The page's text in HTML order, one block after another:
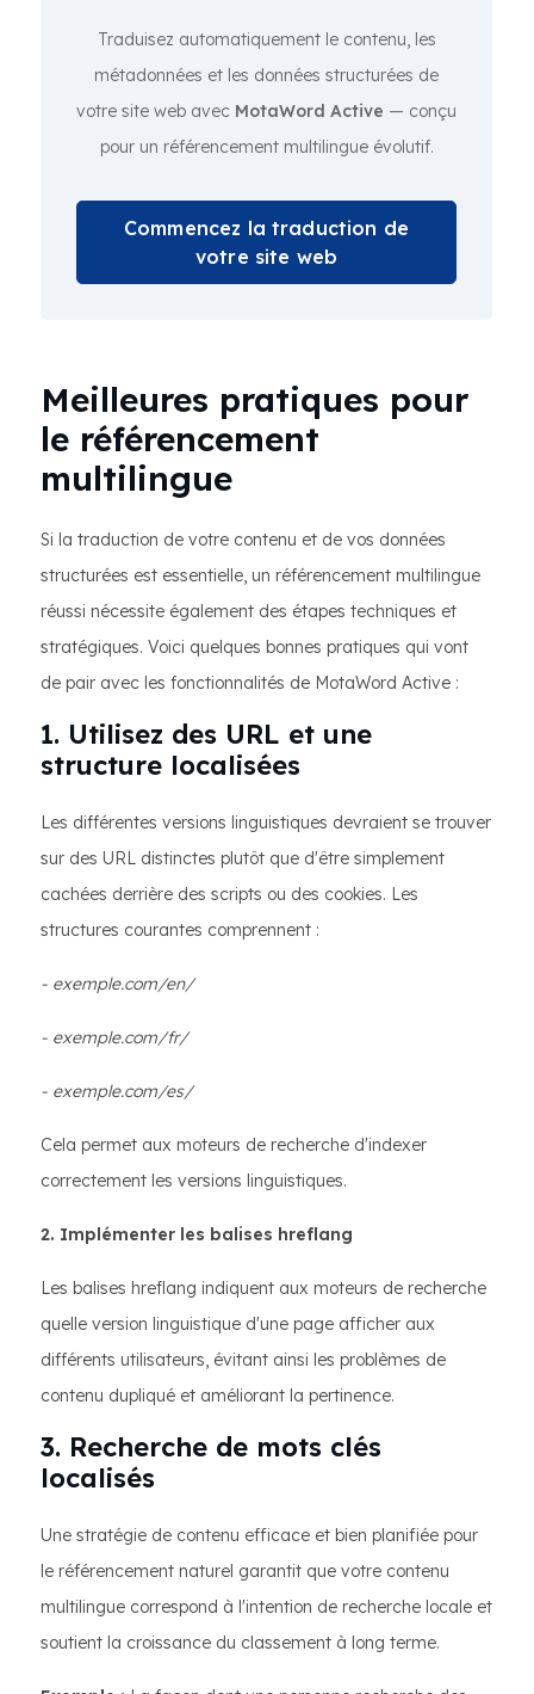
Traduisez automatiquement le contenu, les
métadonnées et les données structurées de
votre site web avec MotaWord Active — conçu
pour un référencement multilingue évolutif.
Commencez la traduction de
votre site web
Meilleures pratiques pour
le référencement
multilingue
Si la traduction de votre contenu et de vos données
structurées est essentielle, un référencement multilingue
réussi nécessite également des étapes techniques et
stratégiques. Voici quelques bonnes pratiques qui vont
de pair avec les fonctionnalités de MotaWord Active :
1. Utilisez des URL et une
structure localisées
Les différentes versions linguistiques devraient se trouver
sur des URL distinctes plutôt que d'être simplement
cachées derrière des scripts ou des cookies. Les
structures courantes comprennent :
- exemple.com/en/
- exemple.com/fr/
- exemple.com/es/
Cela permet aux moteurs de recherche d'indexer
correctement les versions linguistiques.
2. Implémenter les balises hreflang
Les balises hreflang indiquent aux moteurs de recherche
quelle version linguistique d'une page afficher aux
différents utilisateurs, évitant ainsi les problèmes de
contenu dupliqué et améliorant la pertinence.
3. Recherche de mots clés
localisés
Une stratégie de contenu efficace et bien planifiée pour
le référencement naturel garantit que votre contenu
multilingue correspond à l'intention de recherche locale et
soutient la croissance du classement à long terme.